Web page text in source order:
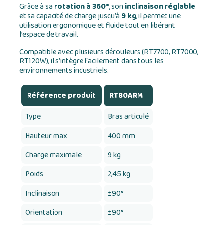
Grâce à sa rotation à 360°, soninclinaison réglable
et sa capacité de charge jusqu’à 9 kg, il permet une
utilisation ergonomique et fluide tout en libérant
l’espace de travail.
Compatible avec plusieurs dérouleurs (RT7700, RT7000,
RT120W), il s’intègre facilement dans tous les
environnements industriels.
Référence produit
RT80ARM
Type
Bras articulé
Hauteur max
400 mm
Charge maximale
9 kg
Poids
2,45 kg
Inclinaison
±90°
Orientation
±90°